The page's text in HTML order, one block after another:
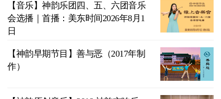
【音乐】神韵乐团四、五、六团音乐
会选播｜首播：美东时间2026年8月1
日
【神韵早期节目】善与恶（2017年制
作）